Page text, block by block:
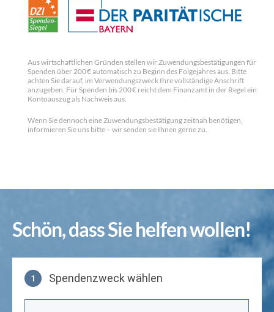
Aus wirtschaftlichen Gründen stellen wir Zuwendungsbestätigungen für
Spenden über 200 € automatisch zu Beginn des Folgejahres aus. Bitte
achten Sie darauf, im Verwendungszweck Ihre vollständige Anschrift
anzugeben. Für Spenden bis 200 € reicht dem Finanzamt in der Regel ein
Kontoauszug als Nachweis aus.
Wenn Sie dennoch eine Zuwendungsbestätigung zeitnah benötigen,
informieren Sie uns bitte – wir senden sie Ihnen gerne zu.
Schön, dass Sie helfen wollen!
1 Spendenzweck wählen